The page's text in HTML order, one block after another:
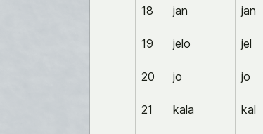
18 jan jan
19 jelo jel
20 jo jo
21 kala kal